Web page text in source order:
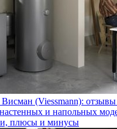
Висман (Viessmann):
и напольных
плюсы и минусы